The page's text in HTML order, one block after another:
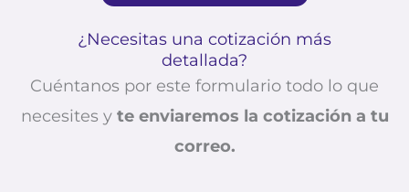
¿Necesitas una cotización más
detallada?
Cuéntanos por este formulario todo lo que
necesites y te enviaremos la cotización a tu
correo.